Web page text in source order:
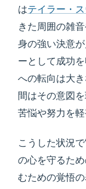
はテイラー・ス
きた周囲の雑
身の強い決意
ーとして成功
への転向は大
間はその意図
苦悩や努力を
こうした状況
の心を守るた
むための覚悟